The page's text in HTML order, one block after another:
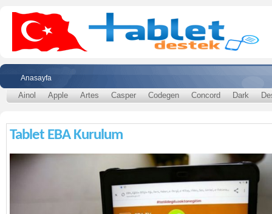
Anasayfa
Ainol Apple Artes Casper Codegen Concord Dark
Tablet EBA Kurulum